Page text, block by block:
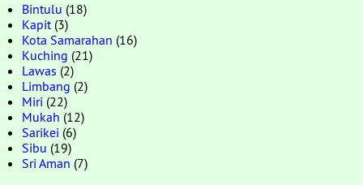
Bintulu (18)
Kapit(3)
Kota Samarahan (16)
Kuching (21)
Lawas (2)
Limbang (2)
Miri (22)
Mukah (12)
Sarikei (6)
Sibu (19)
Sri Aman (7)